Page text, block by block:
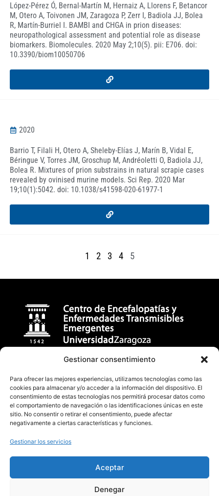
Gestionar consentimiento
Para ofrecer las mejores experiencias, utilizamos tecnologías como las
cookies para almacenar y/o acceder a la información del dispositivo. El
consentimiento de estas tecnologías nos permitirá procesar datos como
el comportamiento de navegación o las identificaciones únicas en este
sitio. No consentir o retirar el consentimiento, puede afectar
negativamente a ciertas características y funciones.
Gestionar los servicios
Aceptar
Denegar
López-Pérez Ó, Bernal-Martín M, Hernaiz A, Llorens F, Betancor
M, Otero A, Toivonen JM, Zaragoza P, Zerr I, Badiola JJ, Bolea
R, Martín-Burriel I. BAMBI and CHGA in prion diseases:
neuropathological assessment and potential role as disease
biomarkers. Biomolecules. 2020 May 2;10(5). pii: E706. doi:
10.3390/biom10050706
2020
Barrio T, Filali H, Otero A, Sheleby-Elías J, Marín B, Vidal E,
Béringue V, Torres JM, Groschup M, Andréoletti O, Badiola JJ,
Bolea R. Mixtures of prion substrains in natural scrapie cases
revealed by ovinised murine models. Sci Rep. 2020 Mar
19;10(1):5042. doi: 10.1038/s41598-020-61977-1
1 2 3 4 5
Centro de Encefalopatías y Enfermedades Transmisibles
Emergentes
Facultad de Veterinaria (Universidad de Zaragoza)
C/ Miguel Servet, 177 50013, Zaragoza (España)
badiola@unizar.es